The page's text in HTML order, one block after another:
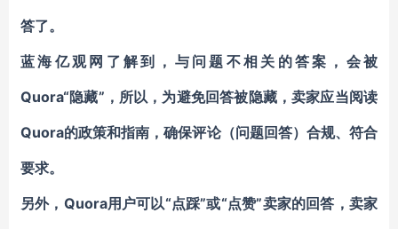
答了。
蓝海亿观网了解到， 与问题不相关的答案，会被
Quora“隐藏” ，所以，为避免回答被隐藏，卖家应当阅读
Quora的政策和指南，确保评论（问题回答）合规、符合
要求。
另外，Quora用户可以“点踩”或“点赞”卖家的回答，卖家